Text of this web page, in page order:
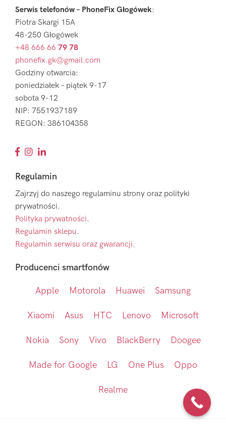
Serwis telefonów – PhoneFix Głogówek:
Piotra Skargi 15A
48-250 Głogówek
+48 666 66 79 78
phonefix.gk@gmail.com
Godziny otwarcia:
poniedziałek – piątek 9-17
sobota 9-12
NIP: 7551937189
REGON: 386104358
Regulamin
Zajrzyj do naszego regulaminu strony oraz polityki
prywatności.
Polityka prywatności.
Regulamin sklepu.
Regulamin serwisu oraz gwarancji.
Producenci smartfonów
Apple Motorola Huawei Samsung
Xiaomi Asus HTC Lenovo Microsoft
Nokia Sony Vivo BlackBerry Doogee
Made for Google LG One Plus Oppo
Realme